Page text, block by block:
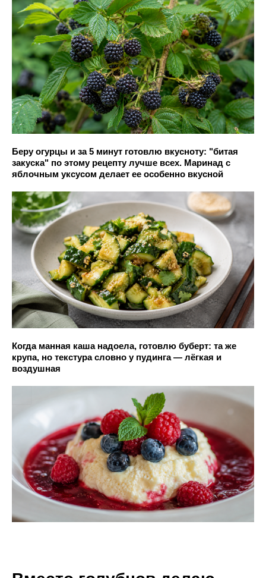
Беру огурцы и за 5 минут готовлю вкусноту: "битая
закуска" по этому рецепту лучше всех. Маринад с
яблочным уксусом делает ее особенно вкусной
Когда манная каша надоела, готовлю буберт: та же
крупа, но текстура словно у пудинга — лёгкая и
воздушная